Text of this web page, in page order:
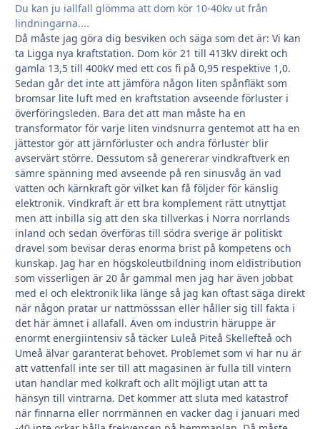
Du kan ju iallfall glömma att dom kör 10-40kv ut från
lindningarna....
Då måste jag göra dig besviken och säga som det är: Vi kan
ta Ligga nya kraftstation. Dom kör 21 till 413kV direkt och
gamla 13,5 till 400kV med ett cos fi på 0,95 respektive 1,0.
Sedan går det inte att jämföra någon liten spånfläkt som
bromsar lite luft med en kraftstation avseende förluster i
överföringsleden. Bara det att man måste ha en
transformator för varje liten vindsnurra gentemot att ha en
jättestor gör att järnförluster och andra förluster blir
avservärt större. Dessutom så genererar vindkraftverk en
sämre spänning med avseende på ren sinusvåg än vad
vatten och kärnkraft gör vilket kan få följder för känslig
elektronik. Vindkraft är ett bra komplement rätt utnyttjat
men att inbilla sig att den ska tillverkas i Norra norrlands
inland och sedan överföras till södra sverige är politiskt
dravel som bevisar deras enorma brist på kompetens och
kunskap. Jag har en högskoleutbildning inom eldistribution
som visserligen är 20 år gammal men jag har även jobbat
med el och elektronik lika länge så jag kan oftast säga direkt
när någon pratar ur nattmösssan eller håller sig till fakta i
det här ämnet i allafall. Även om industrin häruppe är
enormt energiintensiv så täcker Luleå Piteå Skellefteå och
Umeå älvar garanterat behovet. Problemet som vi har nu är
att vattenfall inte ser till att magasinen är fulla till vintern
utan handlar med kolkraft och allt möjligt utan att ta
hänsyn till vintrarna. Det kommer att sluta med katastrof
när finnarna eller norrmännen en vacker dag i januari med